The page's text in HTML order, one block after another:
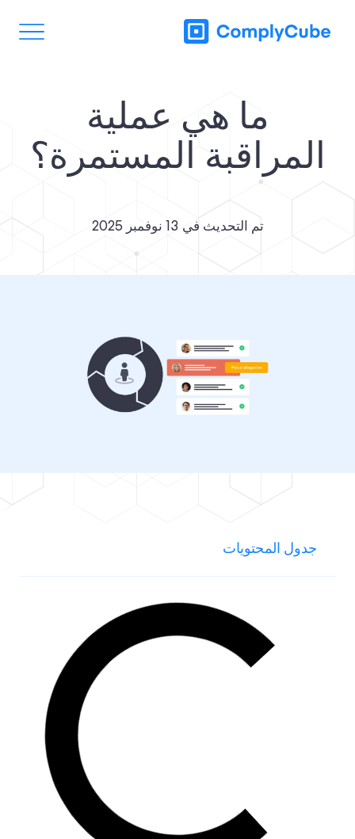
ما هي عملية
المراقبة المستمرة؟
تم التحديث في 13 نوفمبر 2025
جدول المحتويات